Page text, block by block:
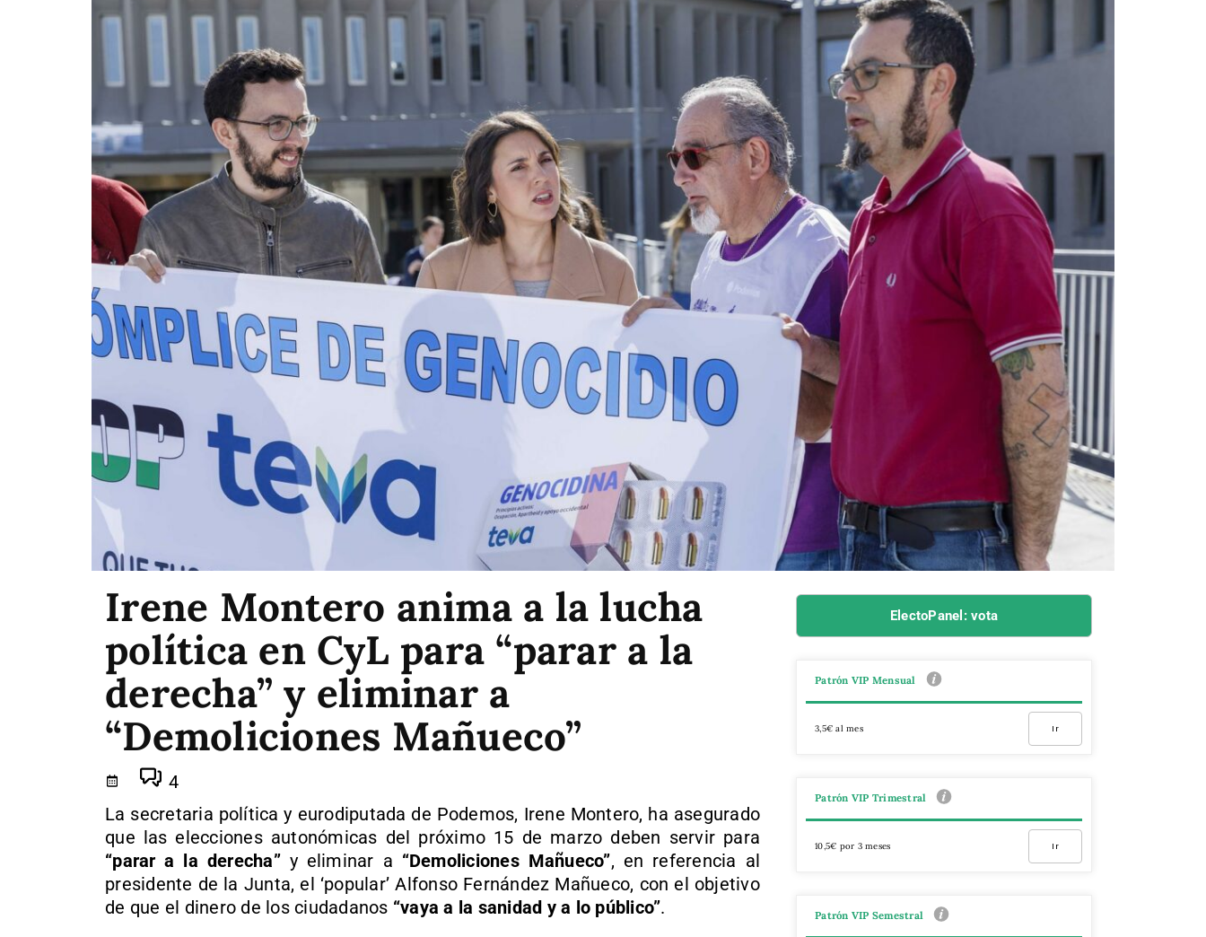
Irene Montero anima a la lucha
política en CyL para “parar a la
derecha” y eliminar a
“Demoliciones Mañueco”
4
La secretaria política y eurodiputada de Podemos, Irene Montero, ha asegurado
que las elecciones autonómicas del próximo 15 de marzo deben servir para
“parar a la derecha”y eliminar a “Demoliciones Mañueco”, en referencia al
presidente de la Junta, el ‘popular’ Alfonso Fernández Mañueco, con el objetivo
de que el dinero de los ciudadanos “vaya a la sanidad y a lo público”.
ElectoPanel: vota
Patrón VIP Mensual
3,5€ al mes Ir
Patrón VIP Trimestral
10,5€ por 3 meses Ir
Patrón VIP Semestral